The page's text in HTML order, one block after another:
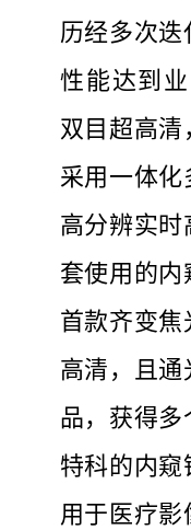
历经多次
性能达到
双目超高
采用一体
高分辨实
套使用的
首款齐变
高清，且
品，获得
特科的内
用于医疗